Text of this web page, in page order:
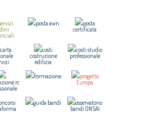
posta awn
posta
certificata
carta
costi
costruzione
edilizia
costi studio
professionale
rc
formazione
progetto
Europa
guida bandi
osservatorio
bandi ONSAI